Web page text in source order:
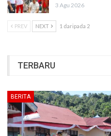
3 Agu 2026
PREV NEXT 1 daripada 2
TERBARU
BERITA